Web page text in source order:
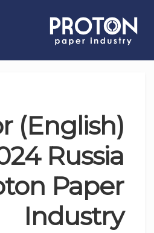
Russia
Paper
Industry